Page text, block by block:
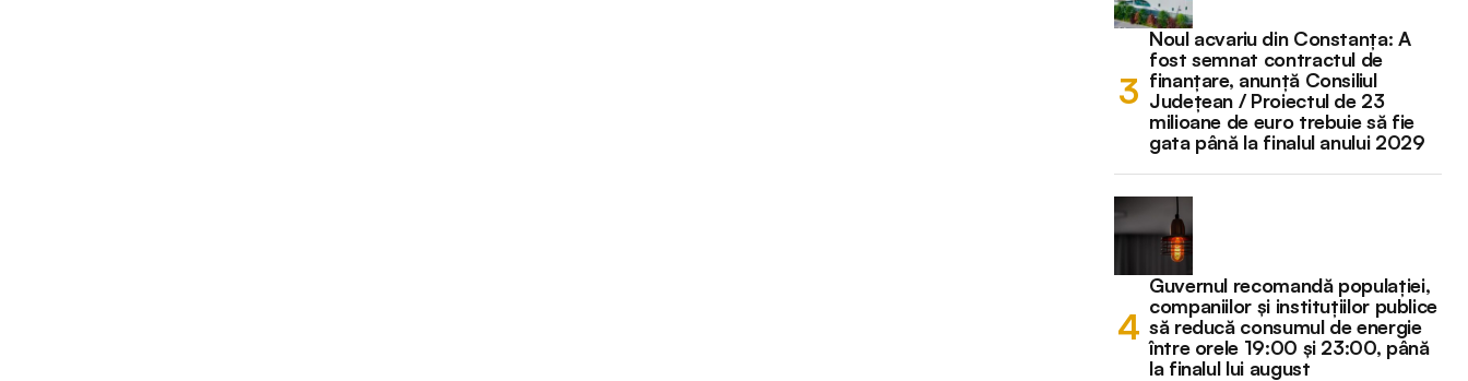
Noul acvariu din Constanța: A
fost semnat contractul de
finanțare, anunță Consiliul
Județean / Proiectul de 23
milioane de euro trebuie să fie
gata până la finalul anului 2029
Guvernul recomandă populației,
companiilor și instituțiilor publice
să reducă consumul de energie
între orele 19:00 și 23:00, până
la finalul lui august